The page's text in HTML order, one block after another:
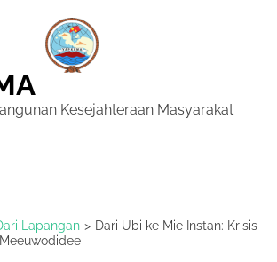
Kesejahteraan Masyarakat
Lapangan > Dari Ubi ke Mie Instan: Krisis